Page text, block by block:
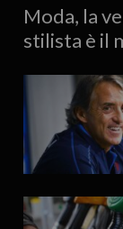
Moda, la
stilista è il